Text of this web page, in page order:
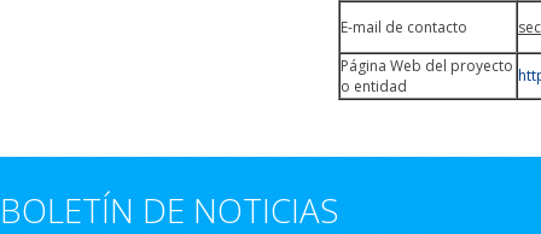
E-mail de contacto
Página Web del proyecto
o entidad
BOLETÍN DE NOTICIAS